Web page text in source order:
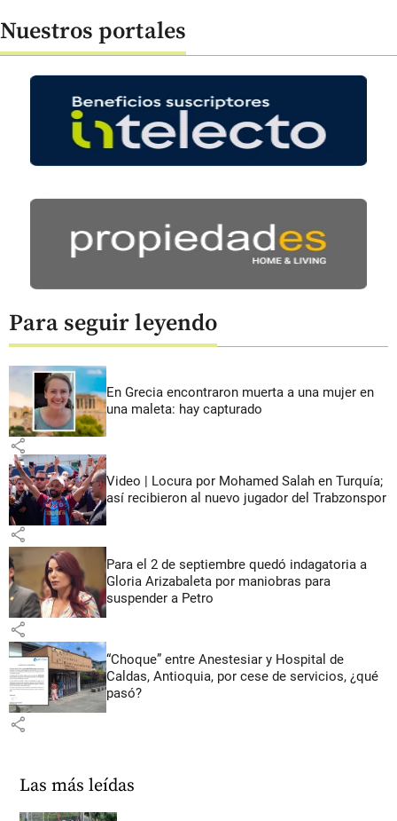
Nuestros portales
Para seguir leyendo
En Grecia encontraron muerta a una mujer en
una maleta: hay capturado
share
Video | Locura por Mohamed Salah en Turquía;
así recibieron al nuevo jugador del Trabzonspor
share
Para el 2 de septiembre quedó indagatoria a
Gloria Arizabaleta por maniobras para
suspender a Petro
share
“Choque” entre Anestesiar y Hospital de
Caldas, Antioquia, por cese de servicios, ¿qué
pasó?
share
Las más leídas